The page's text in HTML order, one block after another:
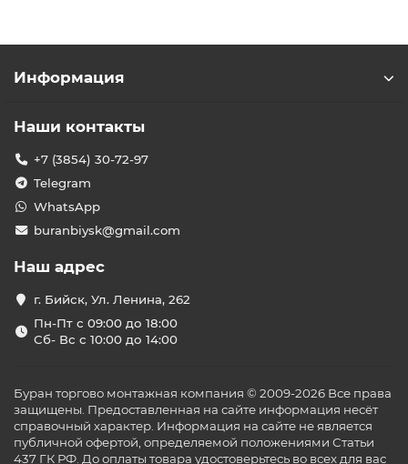
Информация
Наши контакты
+7 (3854) 30-72-97
Telegram
WhatsApp
buranbiysk@gmail.com
Наш адрес
г. Бийск, Ул. Ленина, 262
Пн-Пт с 09:00 до 18:00
Сб- Вс с 10:00 до 14:00
Буран торгово монтажная компания © 2009-2026 Все права
защищены. Предоставленная на сайте информация несёт
справочный характер. Информация на сайте не является
публичной офертой, определяемой положениями Статьи
437 ГК РФ. До оплаты товара удостоверьтесь во всех для вас